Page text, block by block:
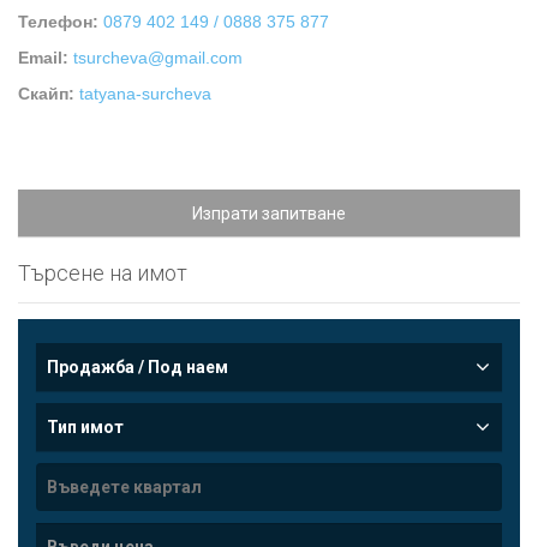
Телефон: 0879 402 149 / 0888 375 877
Email: tsurcheva@gmail.com
Скайп: tatyana-surcheva
Изпрати запитване
Търсене на имот
Продажба / Под наем
Тип имот